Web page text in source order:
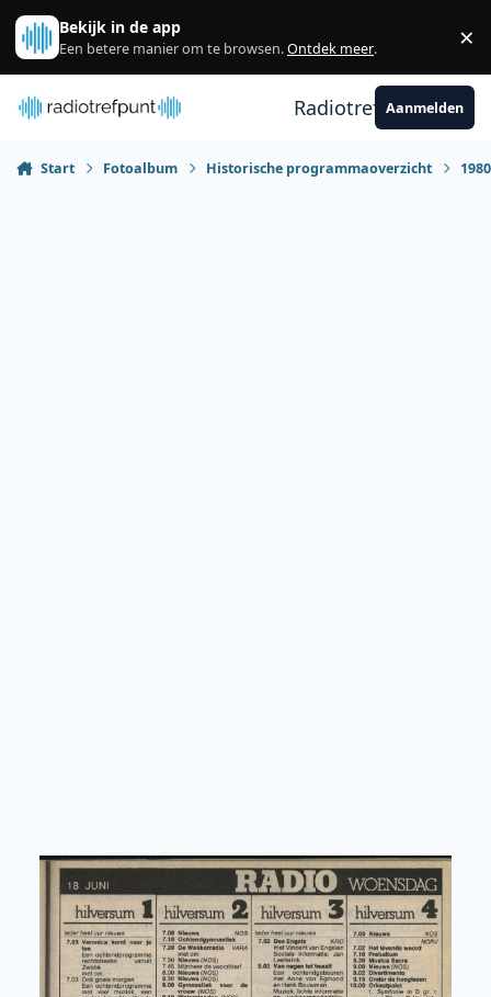
Spring naar bijdragen
Bekijk in de app
Een betere manier om te browsen.Ontdek meer. ×
RadiotrefpuntAanmelden
Start Fotoalbum Historische programmaoverzicht 1980